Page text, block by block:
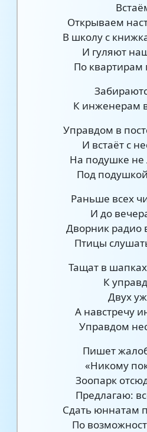
Открываем
В школу с
И гуляют
По
К инженерам
Управдом в
И встаёт с
На подушке
Под
Раньше всех
И до
Дворник радио
Птицы
Тащат в
К
Двух
А навстречу
Управдом
Пишет
«Никому
Зоопарк
Предлагаю:
Сдать юннатам
По